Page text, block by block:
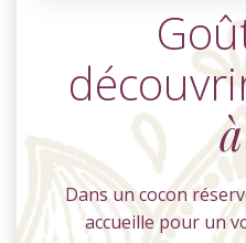
Dans un cocon
accueille pour un